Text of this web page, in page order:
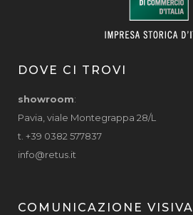
DOVE CI TROVI
showroom:
Pavia, viale Montegrappa 28/L
t. +39 0382 577837
info@retus.it
COMUNICAZIONE VISIVA